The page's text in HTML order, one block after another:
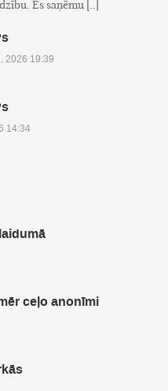
Es saņēmu [..]
2026 19:39
14:34
ceļo anonīmi